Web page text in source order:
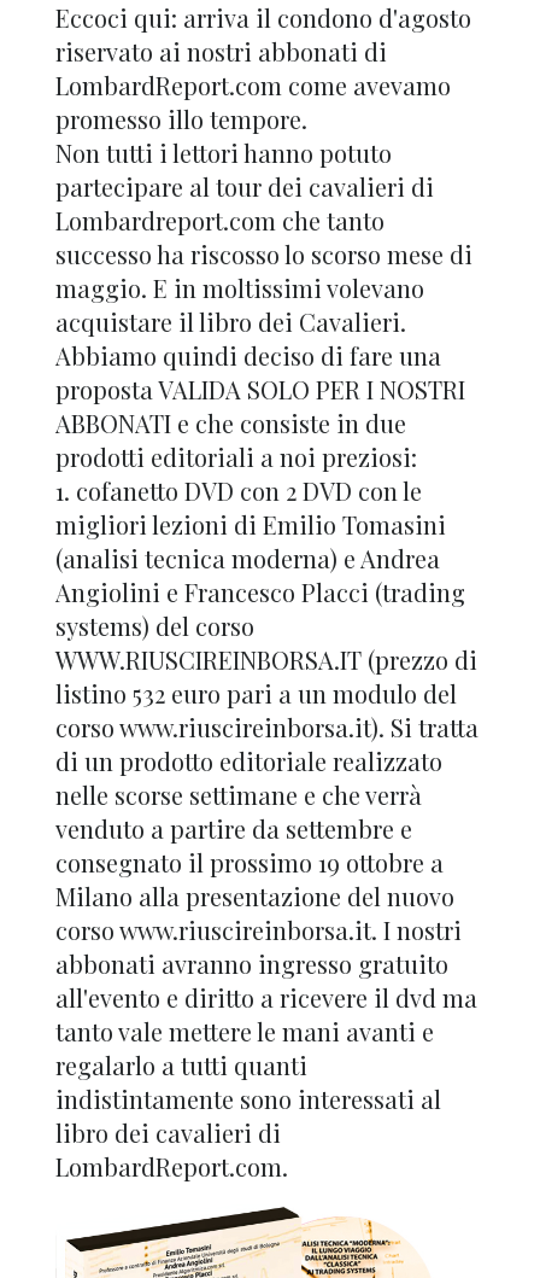
Eccoci qui: arriva il condono d'agosto
riservato ai nostri abbonati di
LombardReport.com come avevamo
promesso illo tempore.
Non tutti i lettori hanno potuto
partecipare al tour dei cavalieri di
Lombardreport.com che tanto
successo ha riscosso lo scorso mese di
maggio. E in moltissimi volevano
acquistare il libro dei Cavalieri.
Abbiamo quindi deciso di fare una
proposta VALIDA SOLO PER I NOSTRI
ABBONATI e che consiste in due
prodotti editoriali a noi preziosi:
1. cofanetto DVD con 2 DVD con le
migliori lezioni di Emilio Tomasini
(analisi tecnica moderna) e Andrea
Angiolini e Francesco Placci (trading
systems) del corso
WWW.RIUSCIREINBORSA.IT (prezzo di
listino 532 euro pari a un modulo del
corso www.riuscireinborsa.it). Si tratta
di un prodotto editoriale realizzato
nelle scorse settimane e che verrà
venduto a partire da settembre e
consegnato il prossimo 19 ottobre a
Milano alla presentazione del nuovo
corso www.riuscireinborsa.it. I nostri
abbonati avranno ingresso gratuito
all'evento e diritto a ricevere il dvd ma
tanto vale mettere le mani avanti e
regalarlo a tutti quanti
indistintamente sono interessati al
libro dei cavalieri di
LombardReport.com.